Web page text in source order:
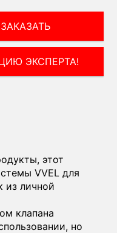
ЗАКАЗАТЬ
ЭКСПЕРТА!
этот
VVEL для
из личной
клапана
но